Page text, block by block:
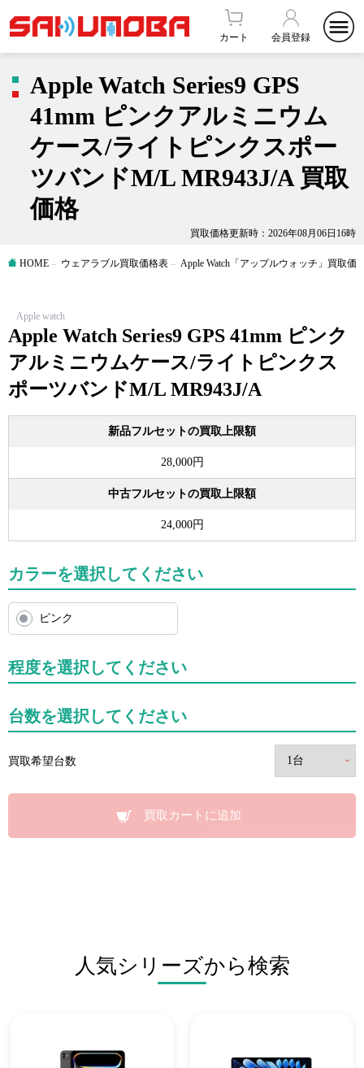
カート 会員登録
買取価格更新時：2026年08月06日16時
Apple Watch Series9 GPS
41mm ピンクアルミニウム
ケース/ライトピンクスポー
ツバンドM/L MR943J/A 買取
価格
HOME ウェアラブル買取価格表 Apple Watch「アップルウォッチ」買取価
Apple watch
Apple Watch Series9 GPS 41mm ピンク
アルミニウムケース/ライトピンクス
ポーツバンドM/L MR943J/A
新品フルセットの買取上限額
28,000円
中古フルセットの買取上限額
24,000円
カラーを選択してください
ピンク
程度を選択してください
台数を選択してください
買取希望台数
買取カートに追加
人気シリーズから検索